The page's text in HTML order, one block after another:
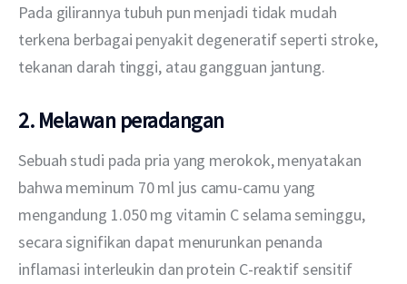
Pada gilirannya tubuh pun menjadi tidak mudah
terkena berbagai penyakit degeneratif seperti stroke,
tekanan darah tinggi, atau gangguan jantung.
2. Melawan peradangan
Sebuah studi pada pria yang merokok, menyatakan
bahwa meminum 70 ml jus camu-camu yang
mengandung 1.050 mg vitamin C selama seminggu,
secara signifikan dapat menurunkan penanda
inflamasi interleukin dan protein C-reaktif sensitif